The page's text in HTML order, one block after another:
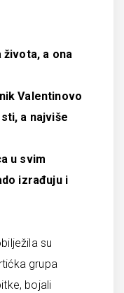
života, a ona
Valentinovo
a najviše
u svim
izrađuju i
su
grupa
bojali